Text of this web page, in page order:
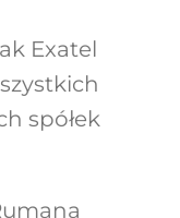
Exatel
spółek